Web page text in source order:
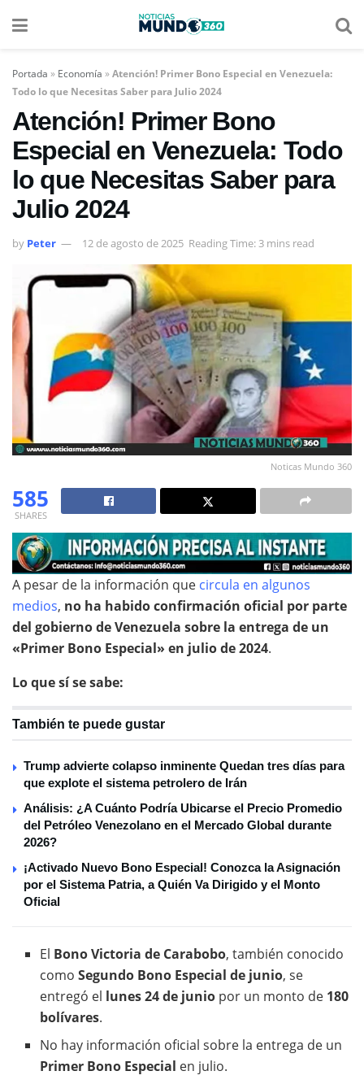
Portada » Economía »Atención! Primer Bono Especial en Venezuela:
Todo lo que Necesitas Saber para Julio 2024
Atención! Primer Bono
Especial en Venezuela: Todo
lo que Necesitas Saber para
Julio 2024
by Peter 12 de agosto de 2025 Reading Time: 3 mins read
Noticas Mundo 360
585
SHARES
A pesar de la información que circula en algunos
medios, no ha habido confirmación oficial por parte
del gobierno de Venezuela sobre la entrega de un
«Primer Bono Especial» en julio de 2024.
Lo que sí se sabe:
También te puede gustar
Trump advierte colapso inminente Quedan tres días para
que explote el sistema petrolero de Irán
Análisis: ¿A Cuánto Podría Ubicarse el Precio Promedio
del Petróleo Venezolano en el Mercado Global durante
2026?
¡Activado Nuevo Bono Especial! Conozca la Asignación
por el Sistema Patria, a Quién Va Dirigido y el Monto
Oficial
El Bono Victoria de Carabobo, también conocido
comoSegundo Bono Especial de junio, se
entregó el lunes 24 de junio por un monto de 180
bolívares.
No hay información oficial sobre la entrega de un
Primer Bono Especial en julio.